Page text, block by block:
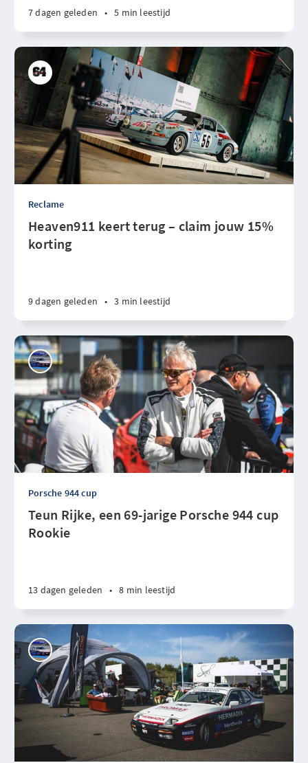
7 dagen geleden • 5 min leestijd
Reclame
Heaven911 keert terug – claim jouw 15%
korting
9 dagen geleden • 3 min leestijd
Porsche 944 cup
Teun Rijke, een 69-jarige Porsche 944 cup
Rookie
13 dagen geleden • 8 min leestijd